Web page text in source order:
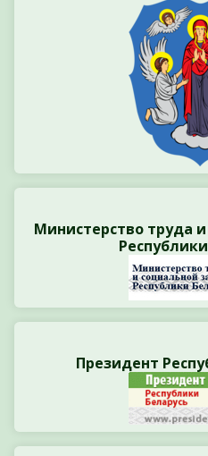
Министерство труда
Президент